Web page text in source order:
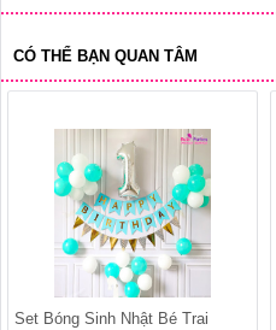
CÓ THỂ BẠN QUAN TÂM
Set Bóng Sinh Nhật Bé Trai